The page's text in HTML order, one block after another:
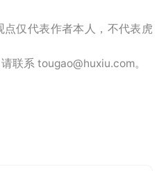
仅代表作者本人，不代表虎
联系 tougao@huxiu.com。